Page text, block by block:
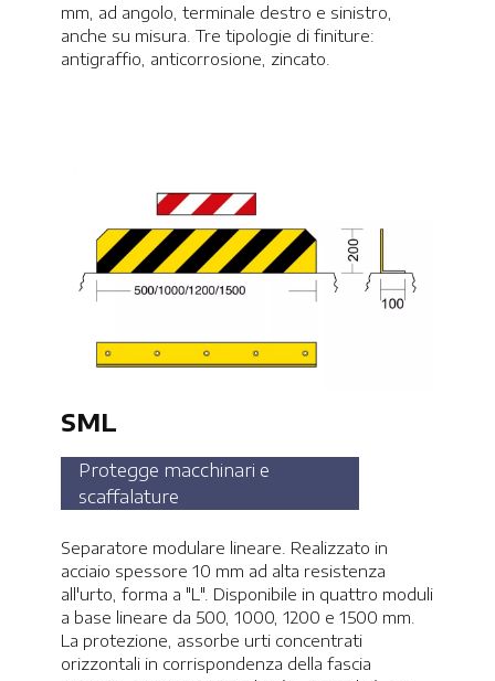
mm, ad angolo, terminale destro e sinistro,
anche su misura. Tre tipologie di finiture:
antigraffio, anticorrosione, zincato.
SML
Protegge macchinari e
scaffalature
Separatore modulare lineare. Realizzato in
acciaio spessore 10 mm ad alta resistenza
all'urto, forma a "L". Disponibile in quattro moduli
a base lineare da 500, 1000, 1200 e 1500 mm.
La protezione, assorbe urti concentrati
orizzontali in corrispondenza della fascia